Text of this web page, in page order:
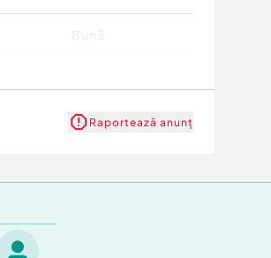
Raportează anunț